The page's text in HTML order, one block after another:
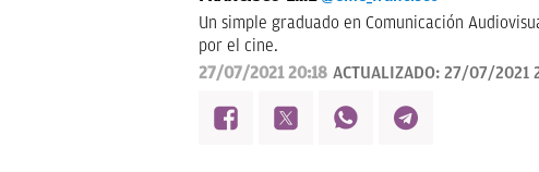
Un simple graduado en Comunicación
por el cine.
27/07/2021 20:18 ACTUALIZADO: 27/07/2021